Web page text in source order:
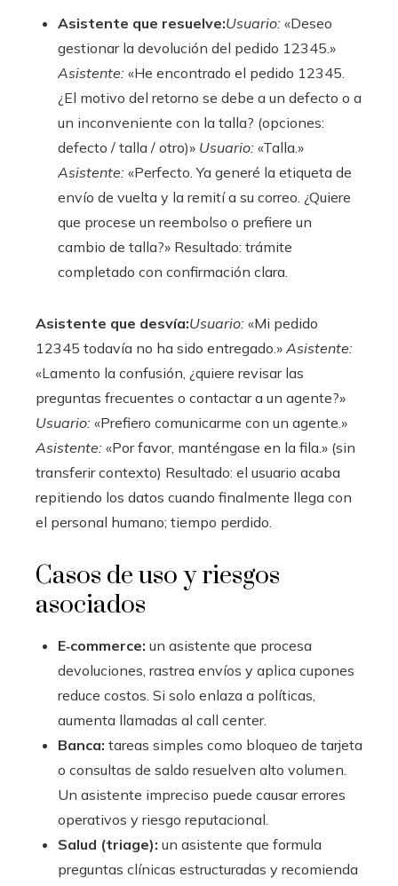
Asistente que resuelve:Usuario: «Deseo
gestionar la devolución del pedido 12345.»
Asistente: «He encontrado el pedido 12345.
¿El motivo del retorno se debe a un defecto o a
un inconveniente con la talla? (opciones:
defecto / talla / otro)» Usuario: «Talla.»
Asistente: «Perfecto. Ya generé la etiqueta de
envío de vuelta y la remití a su correo. ¿Quiere
que procese un reembolso o prefiere un
cambio de talla?» Resultado: trámite
completado con confirmación clara.
Asistente que desvía:Usuario: «Mi pedido
12345 todavía no ha sido entregado.» Asistente:
«Lamento la confusión, ¿quiere revisar las
preguntas frecuentes o contactar a un agente?»
Usuario: «Prefiero comunicarme con un agente.»
Asistente: «Por favor, manténgase en la fila.» (sin
transferir contexto) Resultado: el usuario acaba
repitiendo los datos cuando finalmente llega con
el personal humano; tiempo perdido.
Casos de uso y riesgos
asociados
E‑commerce: un asistente que procesa
devoluciones, rastrea envíos y aplica cupones
reduce costos. Si solo enlaza a políticas,
aumenta llamadas al call center.
Banca: tareas simples como bloqueo de tarjeta
o consultas de saldo resuelven alto volumen.
Un asistente impreciso puede causar errores
operativos y riesgo reputacional.
Salud (triage): un asistente que formula
preguntas clínicas estructuradas y recomienda